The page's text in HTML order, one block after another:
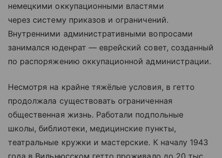
немецкими оккупационными властями
через систему приказов и ограничений.
Внутренними административными вопросами
занимался юденрат — еврейский совет, созданный
по распоряжению оккупационной администрации.
Несмотря на крайне тяжёлые условия, в гетто
продолжала существовать ограниченная
общественная жизнь. Работали подпольные
школы, библиотеки, медицинские пункты,
театральные кружки и мастерские. К началу 1943
года в Вильнюсском гетто проживало до 20 тыс.